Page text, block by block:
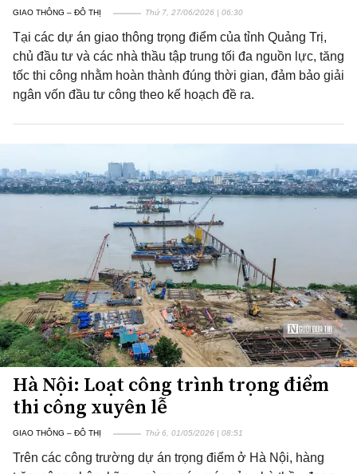
GIAO THÔNG – ĐÔ THỊ Thứ 7, 27/06/2026 | 06:30
Tại các dự án giao thông trọng điểm của tỉnh Quảng Trị,
chủ đầu tư và các nhà thầu tập trung tối đa nguồn lực, tăng
tốc thi công nhằm hoàn thành đúng thời gian, đảm bảo giải
ngân vốn đầu tư công theo kế hoạch đề ra.
Hà Nội: Loạt công trình trọng điểm
thi công xuyên lễ
GIAO THÔNG – ĐÔ THỊ Thứ 6, 01/05/2026 | 08:51
Trên các công trường dự án trọng điểm ở Hà Nội, hàng